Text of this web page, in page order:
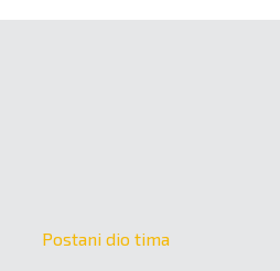
Postani dio tima